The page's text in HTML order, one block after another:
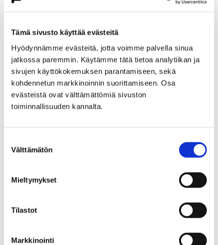
Tämä sivusto käyttää evästeitä
Hyödynnämme evästeitä, jotta voimme palvella sinua
jatkossa paremmin. Käytämme tätä tietoa analytiikan ja
sivujen käyttökokemuksen parantamiseen, sekä
kohdennetun markkinoinnin suorittamiseen. Osa
evästeistä ovat välttämättömiä sivuston
toiminnallisuuden kannalta.
valinta
Välttämätön
Mieltymykset
Tilastot
Markkinointi
Etusivu Kasvatus ja koulutus
Lukio
Päättyneet hankkeet
Priima
Priima-päivä 25.8. Porissa
Priima-päivä 25.8. Porissa
Kaupunkikehitys
Liikenneverkkosuunnittelu
Porin keskustan liikenneverkkosuunnitelma on
Työssä määritetään kaikkien liikennemuotojen